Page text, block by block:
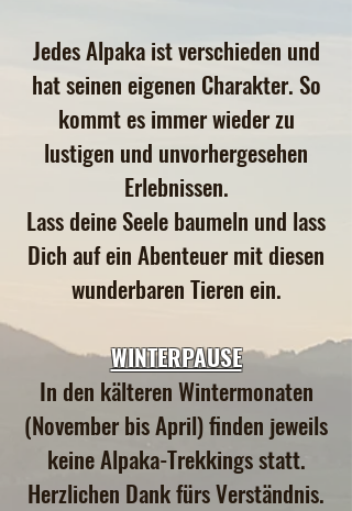
Jedes Alpaka ist verschieden und
hat seinen eigenen Charakter. So
kommt es immer wieder zu
lustigen und unvorhergesehen
Erlebnissen.
Lass deine Seele baumeln und lass
Dich auf ein Abenteuer mit diesen
wunderbaren Tieren ein.
WINTERPAUSE
In den kälteren Wintermonaten
(November bis April) finden jeweils
keine Alpaka-Trekkings statt.
Herzlichen Dank fürs Verständnis.